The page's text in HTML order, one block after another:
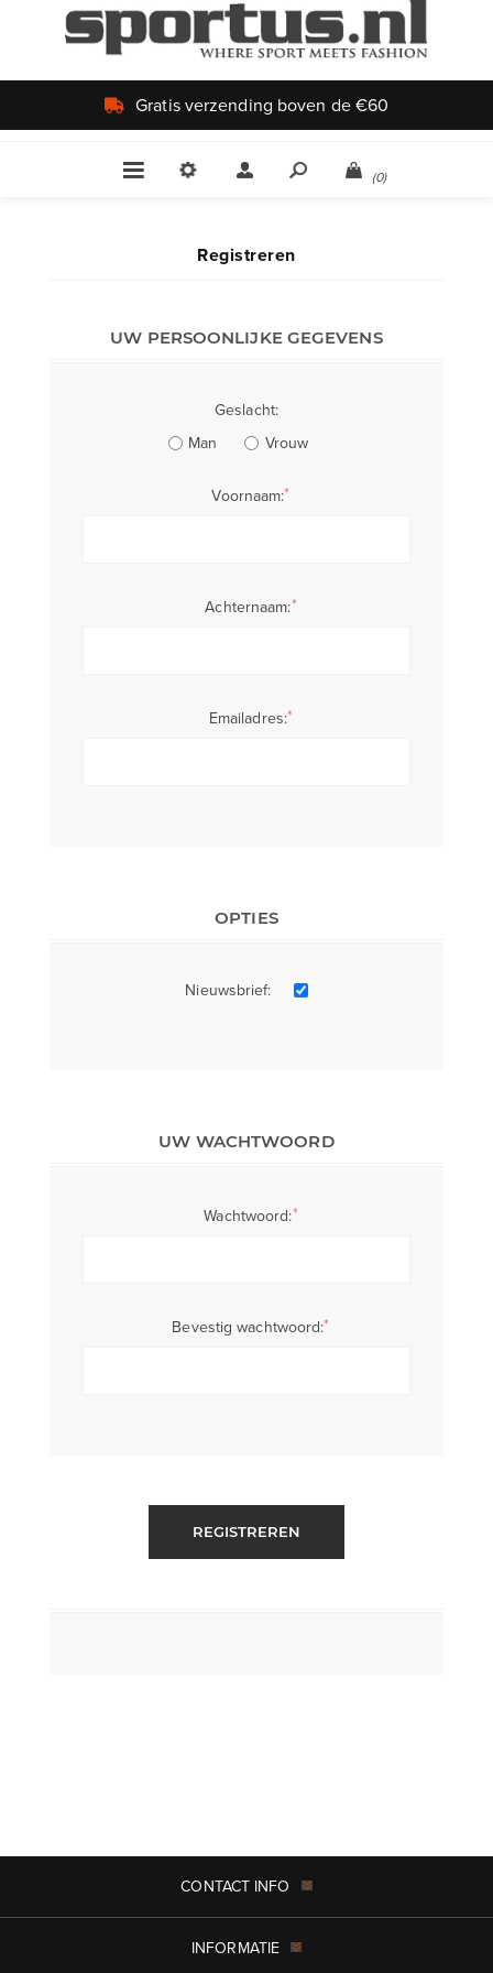
Gratis verzending boven de €60
(0)
Registreren
UW PERSOONLIJKE GEGEVENS
Geslacht:
Man
Vrouw
Voornaam:*
Achternaam:*
Emailadres:*
OPTIES
Nieuwsbrief:
UW WACHTWOORD
Wachtwoord:*
Bevestig wachtwoord:*
REGISTREREN
CONTACT INFO
INFORMATIE